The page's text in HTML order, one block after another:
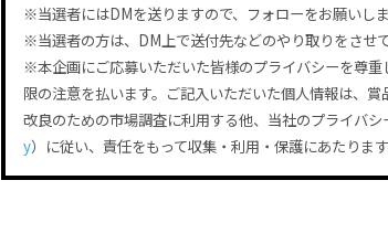
※当選者にはDMを送りますので、フォローをお願いしま
※当選者の方は、DM上で送付先などのやり取りをさせ
※本企画にご応募いただいた皆様のプライバシーを尊
限の注意を払います。ご記入いただいた個人情報は、
改良のための市場調査に利用する他、当社のプライバシ
y）に従い、責任をもって収集・利用・保護にあたります